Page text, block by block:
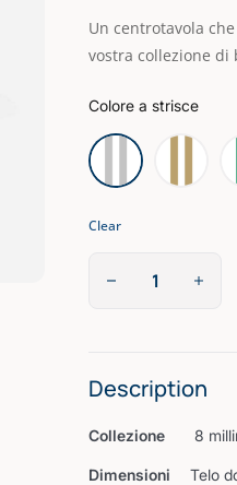
Un centrotavola
vostra collezione di
Colore a strisce
Clear
Description
Collezione 8
Dimensioni Telo